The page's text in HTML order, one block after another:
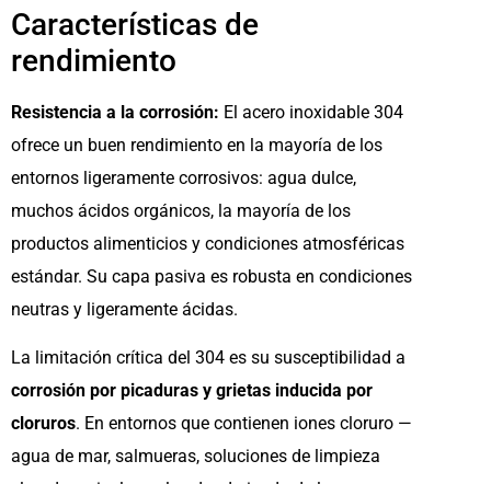
Características de
rendimiento
Resistencia a la corrosión: El acero inoxidable 304
ofrece un buen rendimiento en la mayoría de los
entornos ligeramente corrosivos: agua dulce,
muchos ácidos orgánicos, la mayoría de los
productos alimenticios y condiciones atmosféricas
estándar. Su capa pasiva es robusta en condiciones
neutras y ligeramente ácidas.
La limitación crítica del 304 es su susceptibilidad a
corrosión por picaduras y grietas inducida por
cloruros. En entornos que contienen iones cloruro —
agua de mar, salmueras, soluciones de limpieza